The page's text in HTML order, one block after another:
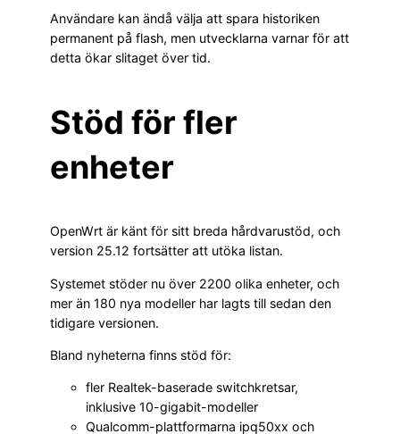
Användare kan ändå välja att spara historiken
permanent på flash, men utvecklarna varnar för att
detta ökar slitaget över tid.
Stöd för fler
enheter
OpenWrt är känt för sitt breda hårdvarustöd, och
version 25.12 fortsätter att utöka listan.
Systemet stöder nu över 2200 olika enheter, och
mer än 180 nya modeller har lagts till sedan den
tidigare versionen.
Bland nyheterna finns stöd för:
fler Realtek-baserade switchkretsar,
inklusive 10-gigabit-modeller
Qualcomm-plattformarna ipq50xx och